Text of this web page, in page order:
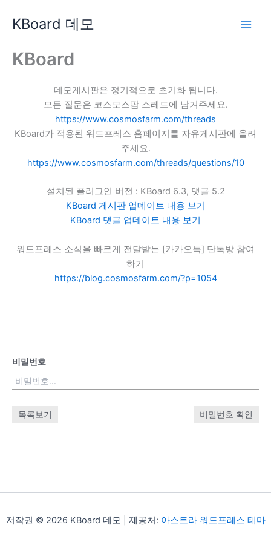
로
KBoard 데모
KBoard
데모게시판은 정기적으로 초기화 됩니다.
모든 질문은 코스모스팜 스레드에 남겨주세요.
https://www.cosmosfarm.com/threads
KBoard가 적용된 워드프레스 홈페이지를 자유게시판에 올려
주세요.
https://www.cosmosfarm.com/threads/questions/10
설치된 플러그인 버전 : KBoard 6.3, 댓글 5.2
KBoard 게시판 업데이트 내용 보기
KBoard 댓글 업데이트 내용 보기
워드프레스 소식을 빠르게 전달받는 [카카오톡] 단톡방 참여
하기
https://blog.cosmosfarm.com/?p=1054
비밀번호
목록보기 비밀번호 확인
저작권 © 2026 KBoard 데모 | 제공처: 아스트라 워드프레스 테마